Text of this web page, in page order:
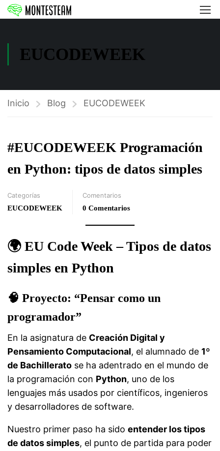
EUCODEWEEK
Inicio Blog EUCODEWEEK
#EUCODEWEEK Programación
en Python: tipos de datos simples
Categorías
EUCODEWEEK
Comentarios
0 Comentarios
🌍 EU Code Week – Tipos de datos
simples en Python
🧠 Proyecto: “Pensar como un
programador”
En la asignatura de Creación Digital y
Pensamiento Computacional, el alumnado de 1º
de Bachillerato se ha adentrado en el mundo de
la programación con Python, uno de los
lenguajes más usados por científicos, ingenieros
y desarrolladores de software.
Nuestro primer paso ha sido entender los tipos
de datos simples, el punto de partida para poder